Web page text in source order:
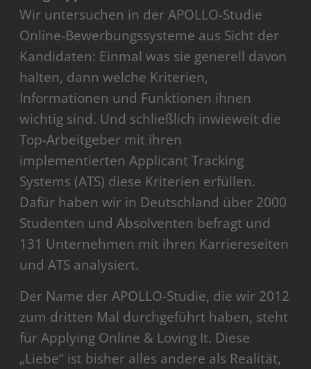
Wir untersuchen in der APOLLO-Studie
Online-Bewerbungssysteme aus Sicht der
Kandidaten: Einmal was sie generell davon
halten, dann welche Kriterien,
Informationen und Funktionen ihnen
wichtig sind. Und schließlich inwieweit die
Top-Arbeitgeber mit ihren
implementierten Applicant Tracking
Systems (ATS) diese Kriterien erfüllen.
Dafür haben wir in Deutschland über 2000
Studenten und Absolventen befragt und
131 Unternehmen mit ihren Karriereseiten
und ATS analysiert.
Der Name der APOLLO-Studie, die wir 2012
zum dritten Mal durchgeführt haben, steht
für Applying Online & Loving It. Diese
„Liebe“ ist bisher alles andere als Realität,